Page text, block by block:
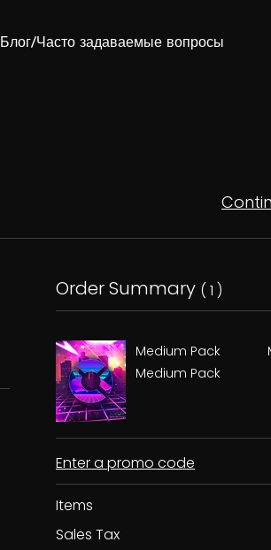
Блог/Часто задаваемые вопросы
Order Summary ( 1 )
Medium Pack
Medium Pack
Enter a promo code
Items
Sales Tax